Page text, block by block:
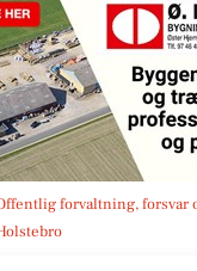
forvaltning, forsvar
Udviklingscentret